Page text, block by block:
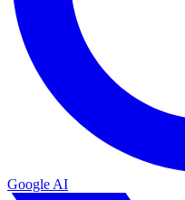
Google AI